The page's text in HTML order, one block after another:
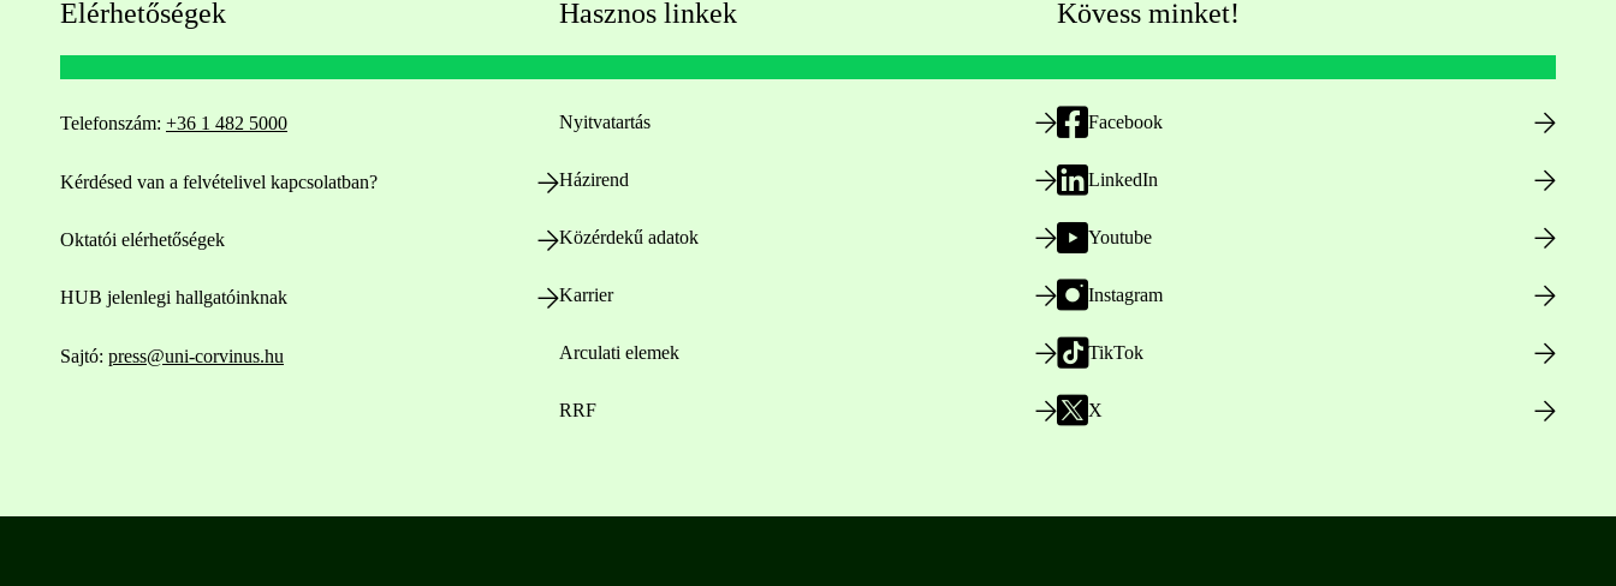
Elérhetőségek
Telefonszám: +36 1 482 5000
Kérdésed van a felvételivel kapcsolatban?
Oktatói elérhetőségek
HUB jelenlegi hallgatóinknak
Sajtó: press@uni-corvinus.hu
Hasznos linkek
Nyitvatartás
Házirend
Közérdekű adatok
Karrier
Arculati elemek
RRF
Kövess minket!
Facebook
LinkedIn
Youtube
Instagram
TikTok
X